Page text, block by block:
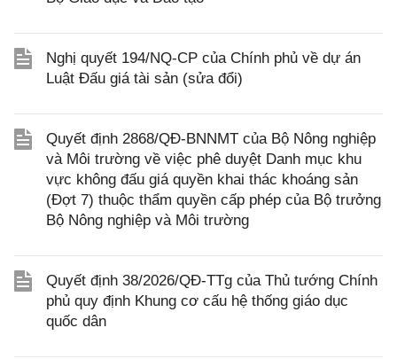
Nghị quyết 194/NQ-CP của Chính phủ về dự án
Luật Đấu giá tài sản (sửa đổi)
Quyết định 2868/QĐ-BNNMT của Bộ Nông nghiệp
và Môi trường về việc phê duyệt Danh mục khu
vực không đấu giá quyền khai thác khoáng sản
(Đợt 7) thuộc thẩm quyền cấp phép của Bộ trưởng
Bộ Nông nghiệp và Môi trường
Quyết định 38/2026/QĐ-TTg của Thủ tướng Chính
phủ quy định Khung cơ cấu hệ thống giáo dục
quốc dân